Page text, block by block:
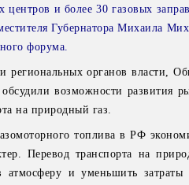
центров и более 30 газовых
Губернатора Михаила
форума.
региональных органов власти,
возможности развития
на природный газ.
топлива в РФ
Перевод транспорта на
и уменьшить затраты